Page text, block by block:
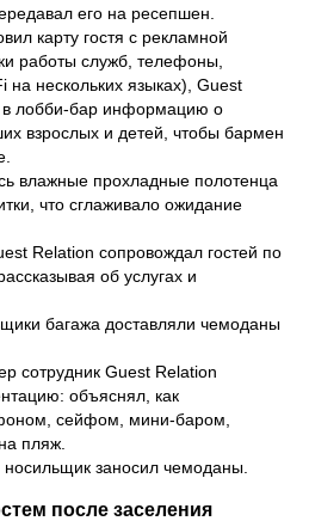
его на ресепшен.
карту гостя с рекламной
работы служб, телефоны,
нескольких языках), Guest
в лобби-бар информацию о
взрослых и детей, чтобы бармен
влажные прохладные полотенца
что сглаживало ожидание
Relation сопровождал гостей по
об услугах и
багажа доставляли чемоданы
сотрудник Guest Relation
объяснял, как
сейфом, мини-баром,
пляж.
заносил чемоданы.
после заселения